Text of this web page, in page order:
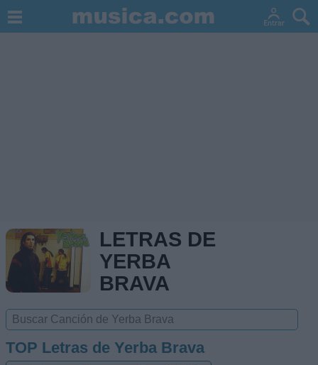
LETRAS DE
YERBA
BRAVA
TOP Letras de Yerba Brava